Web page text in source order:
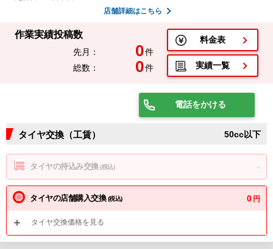
店舗詳細はこちら
作業実績投稿数
先月： 0件
総数：
0件
料金表
実績一覧
電話をかける
タイヤ交換（工賃） 50cc以下
タイヤの持込み交換(税込) -
タイヤの店舗購入交換(税込) 0 円
タイヤ交換価格を見る